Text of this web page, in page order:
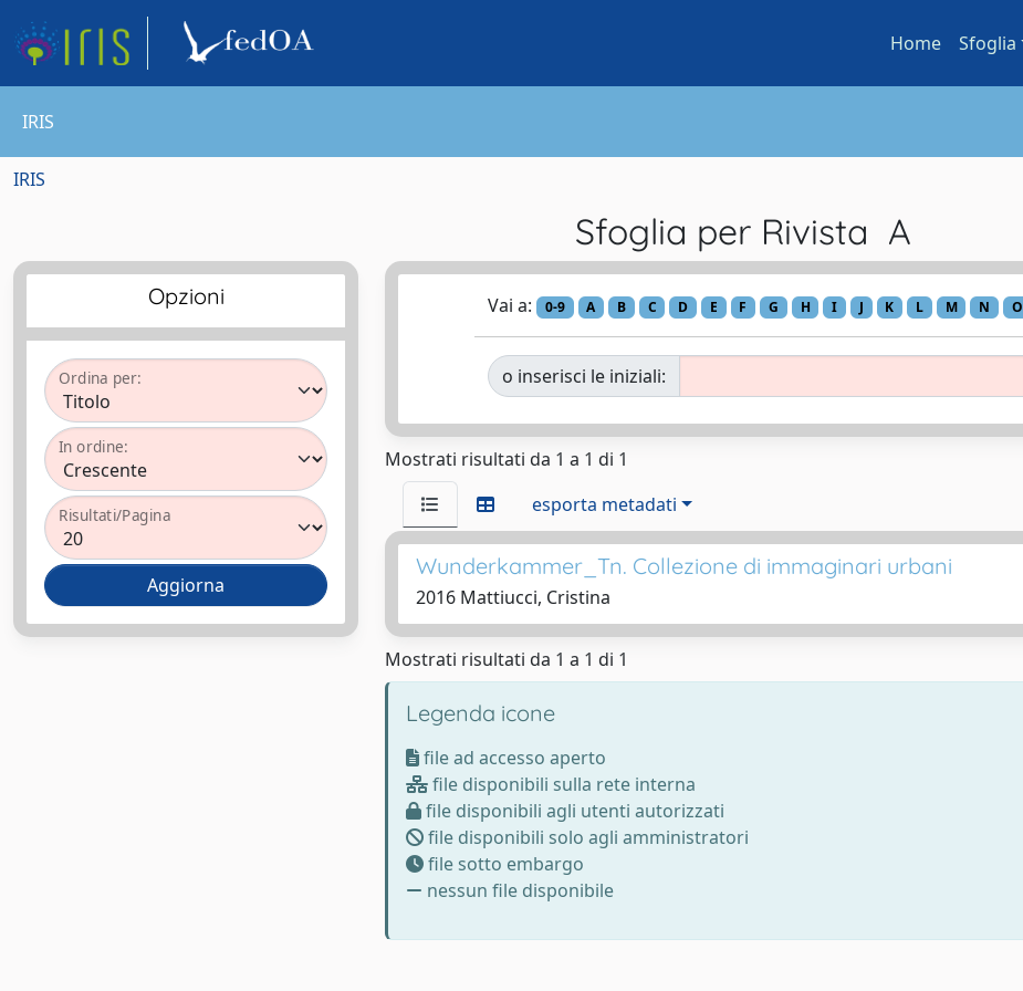
Home Sfoglia
IRIS
IRIS
Sfoglia per Rivista A
Opzioni
Ordina per:
In ordine:
Risultati/Pagina
Vai a: 0-9 A B C D E F G H I J K L M N O
o inserisci le iniziali:
Mostrati risultati da 1 a 1 di 1
esporta metadati
Wunderkammer_Tn. Collezione di immaginari urbani
2016 Mattiucci, Cristina
Mostrati risultati da 1 a 1 di 1
Legenda icone
file ad accesso aperto
file disponibili sulla rete interna
file disponibili agli utenti autorizzati
file disponibili solo agli amministratori
file sotto embargo
nessun file disponibile